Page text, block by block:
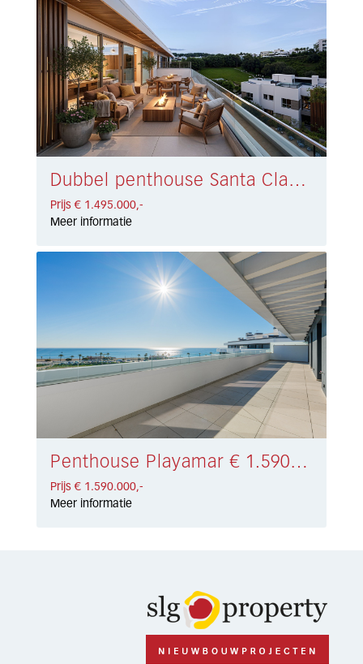
Dubbel penthouse Santa Clara € 1.495.000,-
Prijs € 1.495.000,-
Meer informatie
Penthouse Playamar € 1.590.000,-
Prijs € 1.590.000,-
Meer informatie